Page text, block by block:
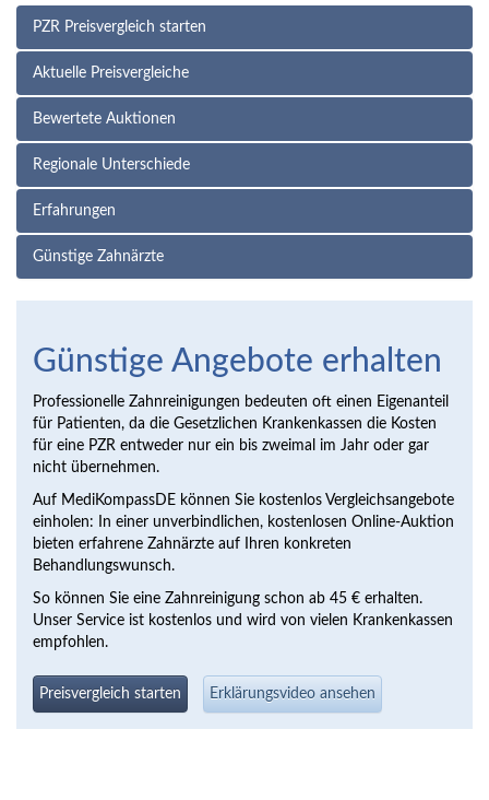
PZR Preisvergleich starten
Aktuelle Preisvergleiche
Bewertete Auktionen
Regionale Unterschiede
Erfahrungen
Günstige Zahnärzte
Günstige Angebote erhalten
Professionelle Zahnreinigungen bedeuten oft einen Eigenanteil
für Patienten, da die Gesetzlichen Krankenkassen die Kosten
für eine PZR entweder nur ein bis zweimal im Jahr oder gar
nicht übernehmen.
Auf MediKompassDE können Sie kostenlos Vergleichsangebote
einholen: In einer unverbindlichen, kostenlosen Online-Auktion
bieten erfahrene Zahnärzte auf Ihren konkreten
Behandlungswunsch.
So können Sie eine Zahnreinigung schon ab 45 € erhalten.
Unser Service ist kostenlos und wird von vielen Krankenkassen
empfohlen.
Preisvergleich starten Erklärungsvideo ansehen